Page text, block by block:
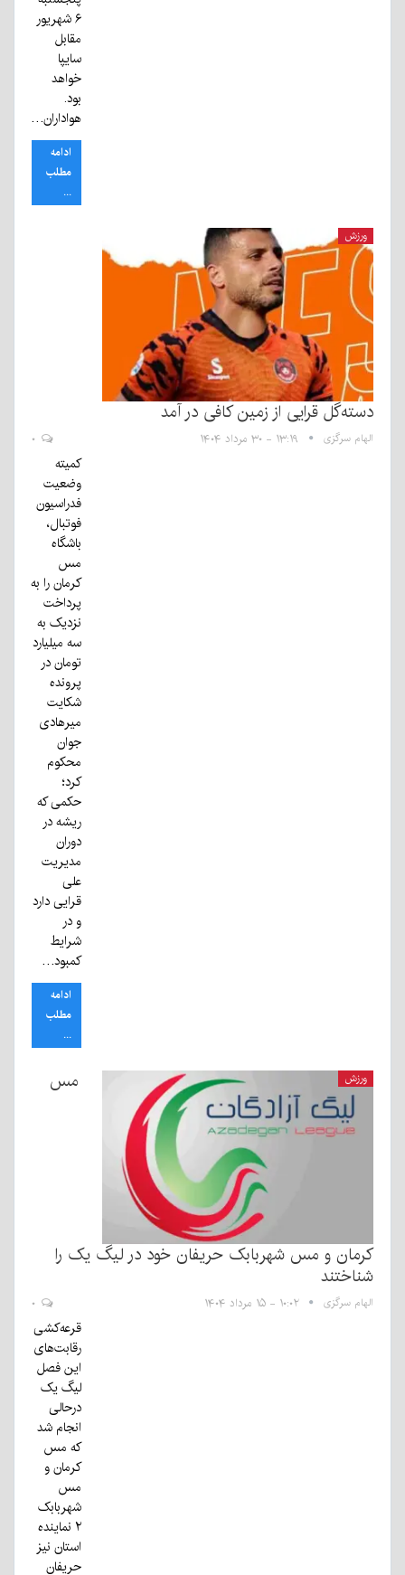
۶ شهریور
مقابل
سایپا
خواهد
بود.
هواداران…
ادامه
مطلب
...
ورزش
دسته‌گل قرایی از زمین کافی در آمد
الهام سرگزی ۱۳:۱۹ - ۳۰ مرداد ۱۴۰۴
کمیته
وضعیت
فدراسیون
فوتبال،
باشگاه
مس
کرمان را به
پرداخت
نزدیک به
سه میلیارد
تومان در
پرونده
شکایت
میرهادی
جوان
محکوم
کرد؛
حکمی که
ریشه در
دوران
مدیریت
علی
قرایی دارد
و در
شرایط
کمبود…
ادامه
مطلب
...
ورزش مس
کرمان و مس شهربابک حریفان خود در لیگ یک را
شناختند
الهام سرگزی ۱۰:۰۲ - ۱۵ مرداد ۱۴۰۴
قرعه‌کشی
رقابت‌های
این فصل
لیگ یک
درحالی
انجام شد
که مس
کرمان و
مس
شهربابک
۲ نماینده
استان نیز
حریفان